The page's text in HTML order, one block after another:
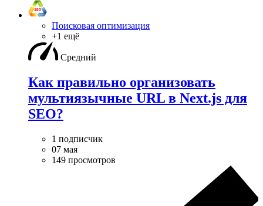
Поисковая оптимизация
+1 ещё
Средний
Как правильно организовать
мультиязычные URL в Next.js для
SEO?
1 подписчик
07 мая
149 просмотров